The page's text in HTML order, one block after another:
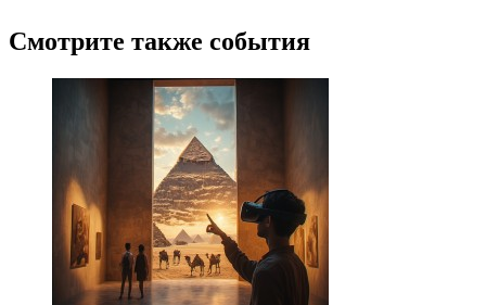
Смотрите также события